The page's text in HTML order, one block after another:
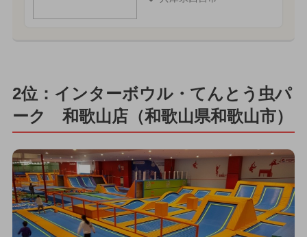
2位：インターボウル・てんとう虫パ
ーク 和歌山店（和歌山県和歌山市）